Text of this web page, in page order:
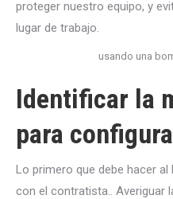
proteger nuestro equipo, y
lugar de trabajo.
usando una
Identificar la
para
Lo primero que debe hacer
con el contratista.. Averiguar